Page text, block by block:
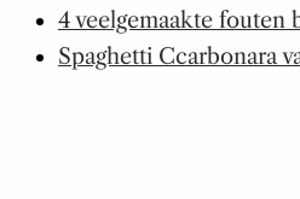
4 veelgemaakte fouten
Spaghetti Ccarbonara